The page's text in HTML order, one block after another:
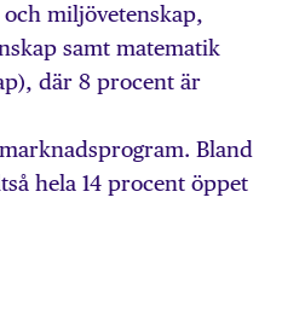
miljövetenskap,
samt matematik
där 8 procent är
Bland
hela 14 procent öppet